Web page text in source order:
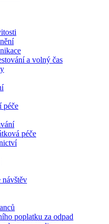
a volný čas
péče
péče
návštěv
poplatku za odpad